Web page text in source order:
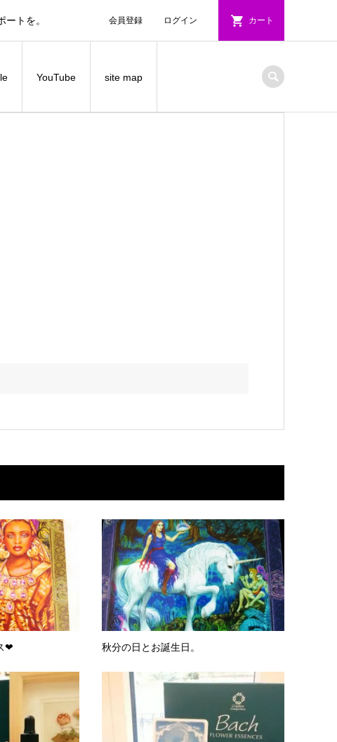
トを。 会員登録 ログイン カート
YouTube site map
❤ 秋分の日とお誕生日。